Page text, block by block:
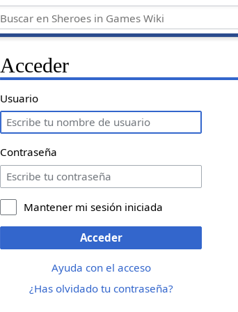
Acceder
Usuario
Contraseña
Mantener mi sesión iniciada
Acceder
Ayuda con el acceso
¿Has olvidado tu contraseña?